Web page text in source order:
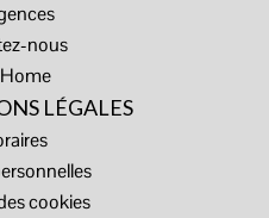
nous
LÉGALES
cookies